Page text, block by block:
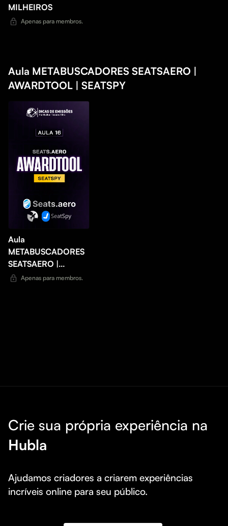
MILHEIROS
Apenas para membros.
Aula METABUSCADORES SEATSAERO |
AWARDTOOL | SEATSPY
Aula
METABUSCADORES
SEATSAERO |
AWARDTOOL |
Apenas para membros.
Crie sua própria experiência na
Hubla
Ajudamos criadores a criarem experiências
incríveis online para seu público.